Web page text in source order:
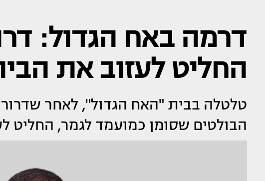
דרמה באח הגדול:
החליט לעזוב את
טלטלה בבית "האח הגדול", לאחר שדרור
הבולטים שסומן כמועמד לגמר, החליט לעזוב לאחר 81